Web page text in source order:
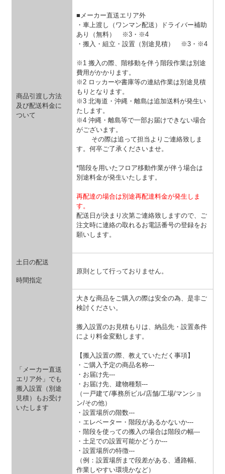
商品引渡し方法
及び配送料金に
ついて
■メーカー直送エリア外
・車上渡し（ワンマン配送）ドライバー補助
あり（無料）
※3・※4
・搬入・組立・設置（別途見積）
※3・※4
※1 搬入の際、階移動を伴う階段作業は別途
費用がかかります。
※2 ロッカーや書庫等の連結作業は別途見積
もりとなります。
※3 北海道・沖縄・離島は追加送料が発生い
たします。
※4 沖縄・離島等で一部お届けできない場合
がございます。
その際は追って担当よりご連絡致しま
す。何卒ご了承くださいませ。
*階段を用いたフロア移動作業が伴う場合は
別途料金が発生いたします。
再配達の場合は別途再配達料金が発生しま
す。
配送日が決まり次第ご連絡致しますので、ご
注文時に連絡の取れるお電話番号の登録をお
願いします。
土日の配送
原則として行っておりません。
時間指定
「メーカー直送
エリア外」でも
搬入設置（別途
見積）もお受け
いたします
大きな商品をご購入の際は安全の為、是非ご
検討ください。
搬入設置のお見積もりは、納品先・設置条件
により料金変動します。
【搬入設置の際、教えていただく事項】
・ご購入予定の商品名称---
・お届け先---
・お届け先、建物種類---
（一戸建て/事務所ビル/店舗/工場/マンショ
ン/その他）
・設置場所の階数---
・エレベーター・階段があるかないか---
・階段を使っての搬入の場合は階段の幅---
・土足での設置可能かどうか---
・設置場所の特徴---
（例：設置場所まで段差がある、通路幅、
作業しやすい環境かなど）